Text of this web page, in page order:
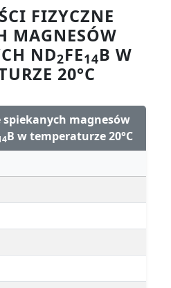
FIZYCZNE
MAGNESÓW
ND2FE14B W
20°C
spiekanych magnesów
B w temperaturze 20°C